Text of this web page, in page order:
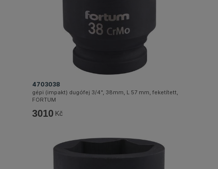
4703038
gépi (impakt) dugófej 3/4", 38mm, L 57 mm, feketített,
FORTUM
3010 Kč